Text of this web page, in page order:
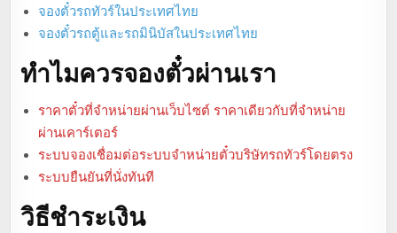
จองตั๋วรถทัวร์ในประเทศไทย
จองตั๋วรถตู้และรถมินิบัสในประเทศไทย
ทำไมควรจองตั๋วผ่านเรา
ราคาตั๋วที่จำหน่ายผ่านเว็บไซต์ ราคาเดียวกับที่จำหน่าย
ผ่านเคาร์เตอร์
ระบบจองเชื่อมต่อระบบจำหน่ายตั๋วบริษัทรถทัวร์โดยตรง
ระบบยืนยันที่นั่งทันที
วิธีชำระเงิน